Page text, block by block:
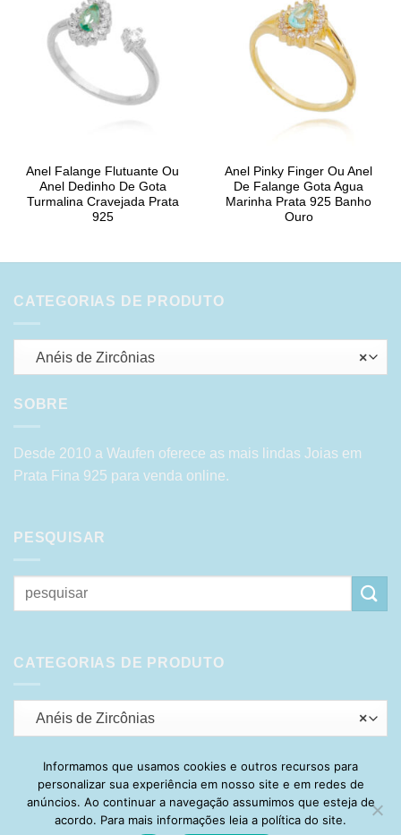
Anel Falange Flutuante Ou
Anel Dedinho De Gota
Turmalina Cravejada Prata
925
Anel Pinky Finger Ou Anel
De Falange Gota Agua
Marinha Prata 925 Banho
Ouro
CATEGORIAS DE PRODUTO
×
Anéis de Zircônias
SOBRE
Desde 2010 a Waufen oferece as mais lindas Joias em
Prata Fina 925 para venda online.
PESQUISAR
Pesquisar
por:
CATEGORIAS DE PRODUTO
×
Anéis de Zircônias
Visa PayPal Stripe MasterCard
Cash
On
Delivery
HOME SOBRE POLÍTICA DE PRIVACIDADE
ENTREGA
Informamos que usamos cookies e outros recursos para
personalizar sua experiência em nosso site e em redes de
anúncios. Ao continuar a navegação assumimos que esteja de
acordo. Para mais informações leia a política do site.